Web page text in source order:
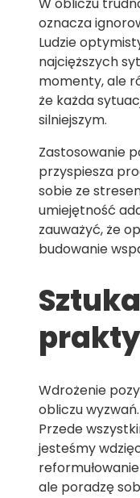
oznacza
Ludzie
najcięższych
momenty, ale
że każda
silniejszym.
Zastosowanie
przyspiesza
sobie ze
umiejętność
zauważyć, że
budowanie
Wdrożenie
obliczu
Przede
jesteśmy
ale poradzę